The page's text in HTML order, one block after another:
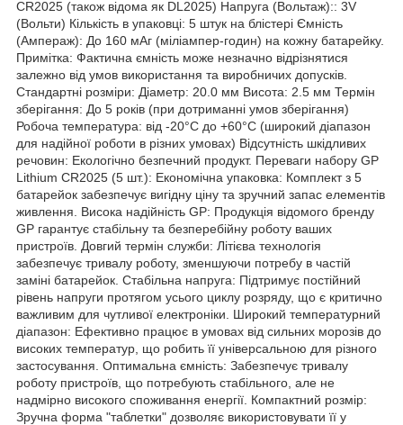
CR2025 (також відома як DL2025) Напруга (Вольтаж):: 3V
(Вольти) Кількість в упаковці: 5 штук на блістері Ємність
(Ампераж): До 160 мАг (міліампер-годин) на кожну батарейку.
Примітка: Фактична ємність може незначно відрізнятися
залежно від умов використання та виробничих допусків.
Стандартні розміри: Діаметр: 20.0 мм Висота: 2.5 мм Термін
зберігання: До 5 років (при дотриманні умов зберігання)
Робоча температура: від -20°C до +60°C (широкий діапазон
для надійної роботи в різних умовах) Відсутність шкідливих
речовин: Екологічно безпечний продукт. Переваги набору GP
Lithium CR2025 (5 шт.): Економічна упаковка: Комплект з 5
батарейок забезпечує вигідну ціну та зручний запас елементів
живлення. Висока надійність GP: Продукція відомого бренду
GP гарантує стабільну та безперебійну роботу ваших
пристроїв. Довгий термін служби: Літієва технологія
забезпечує тривалу роботу, зменшуючи потребу в частій
заміні батарейок. Стабільна напруга: Підтримує постійний
рівень напруги протягом усього циклу розряду, що є критично
важливим для чутливої електроніки. Широкий температурний
діапазон: Ефективно працює в умовах від сильних морозів до
високих температур, що робить її універсальною для різного
застосування. Оптимальна ємність: Забезпечує тривалу
роботу пристроїв, що потребують стабільного, але не
надмірно високого споживання енергії. Компактний розмір:
Зручна форма "таблетки" дозволяє використовувати її у